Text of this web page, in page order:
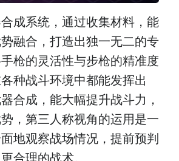
成系统，通过收集材料，能
融合，打造出独一无二的专
枪的灵活性与步枪的精准度
种战斗环境中都能发挥出
合成，能大幅提升战斗力，
，第三人称视角的运用是一
地观察战场情况，提前预判
合理的战术。